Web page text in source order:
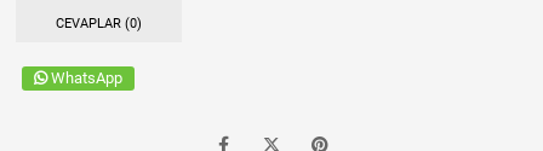
CEVAPLAR (0)
WhatsApp